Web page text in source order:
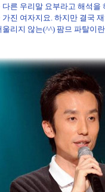
른 우리말 요부라고 해석을
진 여자지요. 하지만 결국
리지 않는(^^) 팜므 파탈이